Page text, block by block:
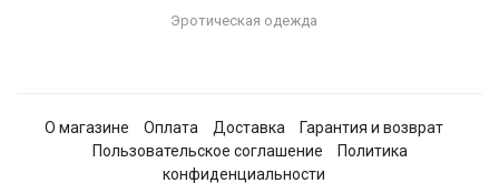
Эротическая одежда
О магазине Оплата Доставка
Гарантия и возврат
Пользовательское соглашение
Политика
конфиденциальности